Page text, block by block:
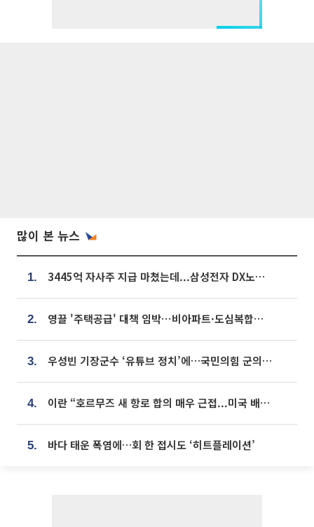
많이 본 뉴스
1. 3445억 자사주 지급 마쳤는데...삼성전자 DX노조, 뒤늦은 '떼쓰기 집회'
2. 영끌 '주택공급' 대책 임박⋯비아파트·도심복합까지 총동원
3. 우성빈 기장군수 ‘유튜브 정치’에…국민의힘 군의원들 집단 반발
4. 이란 “호르무즈 새 항로 합의 매우 근접...미국 배상 먼저”
5. 바다 태운 폭염에…회 한 접시도 ‘히트플레이션’